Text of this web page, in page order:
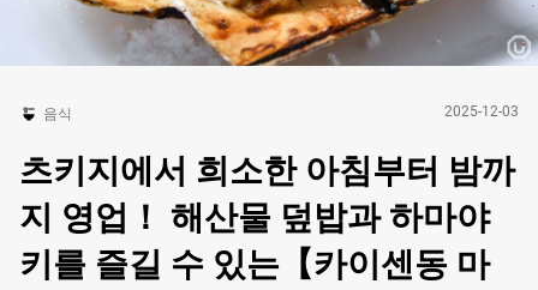
음식 2025-12-03
츠키지에서 희소한 아침부터 밤까
지 영업！ 해산물 덮밥과 하마야
키를 즐길 수 있는【카이센동 마